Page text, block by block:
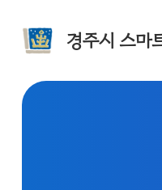
경주시 스마